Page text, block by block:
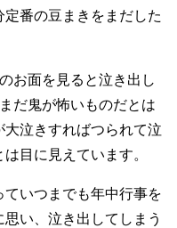
番の豆まきをまだした
お面を見ると泣き出し
だ鬼が怖いものだとは
泣きすればつられて泣
目に見えています。
いつまでも年中行事を
い、泣き出してしまう